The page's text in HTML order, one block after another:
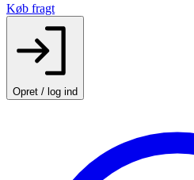
Køb fragt
Opret / log ind